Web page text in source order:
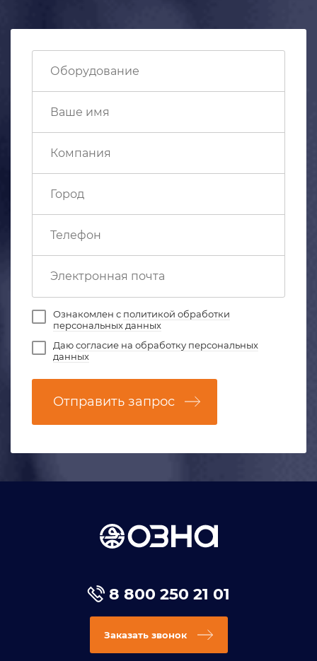
Ознакомлен с политикой обработки
персональных данных
Даюсогласие на обработку персональных
данных
Отправить запрос
8 800 250 21 01
Заказать звонок